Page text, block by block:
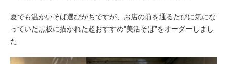
夏でも温かいそば選びがちですが、お店の前を通るたびに気にな
っていた黒板に描かれた超おすすめ"美活そば"をオーダーしまし
た